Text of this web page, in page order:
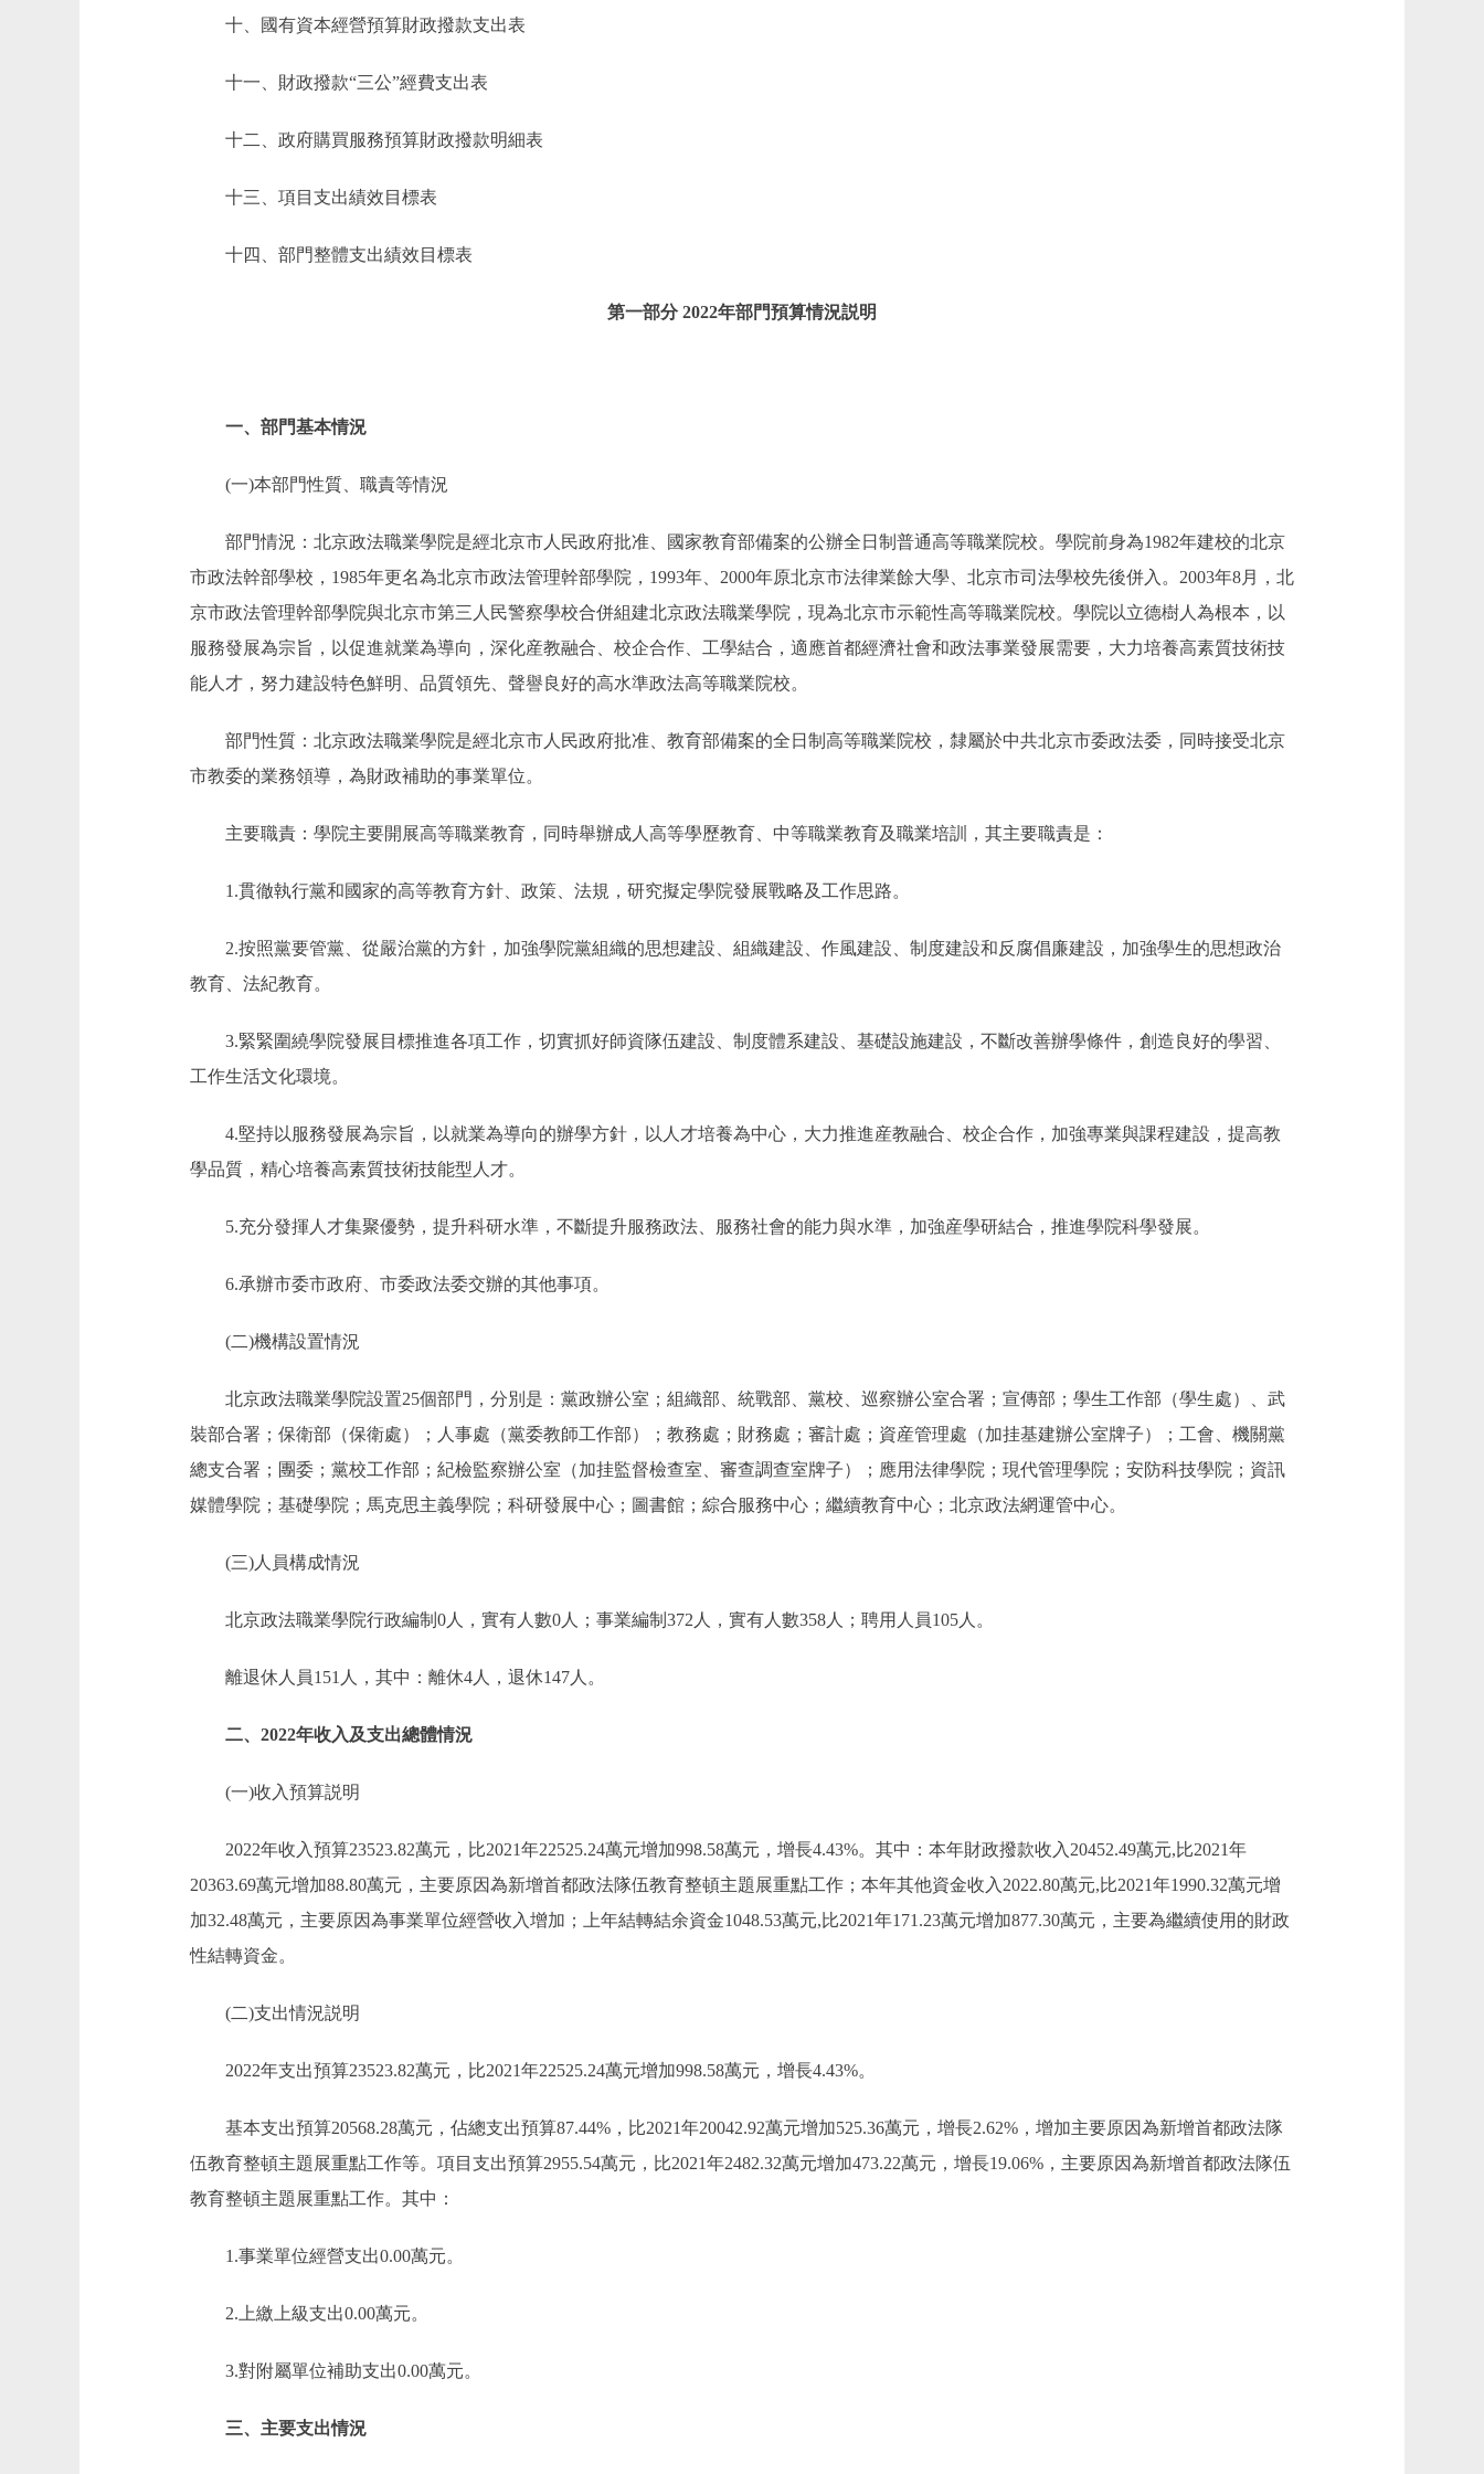
十、國有資本經營預算財政撥款支出表
十一、財政撥款“三公”經費支出表
十二、政府購買服務預算財政撥款明細表
十三、項目支出績效目標表
十四、部門整體支出績效目標表
第一部分 2022年部門預算情況説明
一、部門基本情況
(一)本部門性質、職責等情況
部門情況：北京政法職業學院是經北京市人民政府批准、國家教育部備案的公辦全日制普通高等職業院校。學院前身為1982年建校的北京
市政法幹部學校，1985年更名為北京市政法管理幹部學院，1993年、2000年原北京市法律業餘大學、北京市司法學校先後併入。2003年8月，北
京市政法管理幹部學院與北京市第三人民警察學校合併組建北京政法職業學院，現為北京市示範性高等職業院校。學院以立德樹人為根本，以
服務發展為宗旨，以促進就業為導向，深化産教融合、校企合作、工學結合，適應首都經濟社會和政法事業發展需要，大力培養高素質技術技
能人才，努力建設特色鮮明、品質領先、聲譽良好的高水準政法高等職業院校。
部門性質：北京政法職業學院是經北京市人民政府批准、教育部備案的全日制高等職業院校，隸屬於中共北京市委政法委，同時接受北京
市教委的業務領導，為財政補助的事業單位。
主要職責：學院主要開展高等職業教育，同時舉辦成人高等學歷教育、中等職業教育及職業培訓，其主要職責是：
1.貫徹執行黨和國家的高等教育方針、政策、法規，研究擬定學院發展戰略及工作思路。
2.按照黨要管黨、從嚴治黨的方針，加強學院黨組織的思想建設、組織建設、作風建設、制度建設和反腐倡廉建設，加強學生的思想政治
教育、法紀教育。
3.緊緊圍繞學院發展目標推進各項工作，切實抓好師資隊伍建設、制度體系建設、基礎設施建設，不斷改善辦學條件，創造良好的學習、
工作生活文化環境。
4.堅持以服務發展為宗旨，以就業為導向的辦學方針，以人才培養為中心，大力推進産教融合、校企合作，加強專業與課程建設，提高教
學品質，精心培養高素質技術技能型人才。
5.充分發揮人才集聚優勢，提升科研水準，不斷提升服務政法、服務社會的能力與水準，加強産學研結合，推進學院科學發展。
6.承辦市委市政府、市委政法委交辦的其他事項。
(二)機構設置情況
北京政法職業學院設置25個部門，分別是：黨政辦公室；組織部、統戰部、黨校、巡察辦公室合署；宣傳部；學生工作部（學生處）、武
裝部合署；保衛部（保衛處）；人事處（黨委教師工作部）；教務處；財務處；審計處；資産管理處（加挂基建辦公室牌子）；工會、機關黨
總支合署；團委；黨校工作部；紀檢監察辦公室（加挂監督檢查室、審查調查室牌子）；應用法律學院；現代管理學院；安防科技學院；資訊
媒體學院；基礎學院；馬克思主義學院；科研發展中心；圖書館；綜合服務中心；繼續教育中心；北京政法網運管中心。
(三)人員構成情況
北京政法職業學院行政編制0人，實有人數0人；事業編制372人，實有人數358人；聘用人員105人。
離退休人員151人，其中：離休4人，退休147人。
二、2022年收入及支出總體情況
(一)收入預算説明
2022年收入預算23523.82萬元，比2021年22525.24萬元增加998.58萬元，增長4.43%。其中：本年財政撥款收入20452.49萬元,比2021年
20363.69萬元增加88.80萬元，主要原因為新增首都政法隊伍教育整頓主題展重點工作；本年其他資金收入2022.80萬元,比2021年1990.32萬元增
加32.48萬元，主要原因為事業單位經營收入增加；上年結轉結余資金1048.53萬元,比2021年171.23萬元增加877.30萬元，主要為繼續使用的財政
性結轉資金。
(二)支出情況説明
2022年支出預算23523.82萬元，比2021年22525.24萬元增加998.58萬元，增長4.43%。
基本支出預算20568.28萬元，佔總支出預算87.44%，比2021年20042.92萬元增加525.36萬元，增長2.62%，增加主要原因為新增首都政法隊
伍教育整頓主題展重點工作等。項目支出預算2955.54萬元，比2021年2482.32萬元增加473.22萬元，增長19.06%，主要原因為新增首都政法隊伍
教育整頓主題展重點工作。其中：
1.事業單位經營支出0.00萬元。
2.上繳上級支出0.00萬元。
3.對附屬單位補助支出0.00萬元。
三、主要支出情況